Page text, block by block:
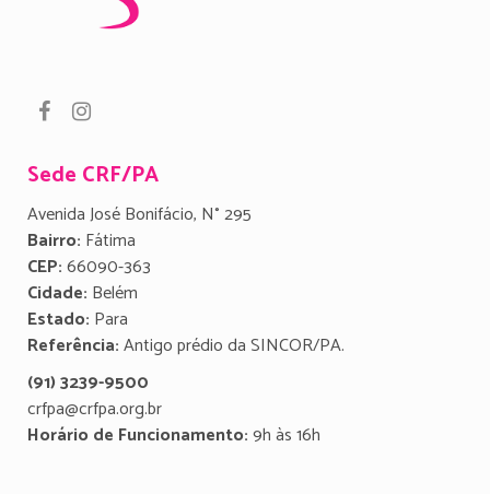
Sede CRF/PA
Avenida José Bonifácio, N° 295
Bairro: Fátima
CEP:66090-363
Cidade: Belém
Estado: Para
Referência:Antigo prédio da SINCOR/PA.
(91) 3239-9500
crfpa@crfpa.org.br
Horário de Funcionamento:9h às 16h